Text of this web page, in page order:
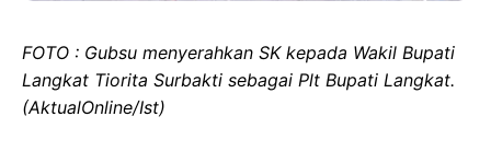
FOTO : Gubsu menyerahkan SK kepada Wakil Bupati
Langkat Tiorita Surbakti sebagai Plt Bupati Langkat.
(AktualOnline/Ist)